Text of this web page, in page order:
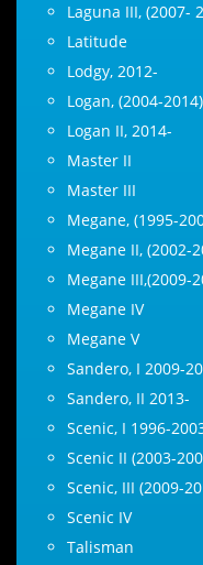
Laguna III, (2007-
Latitude
Lodgy, 2012-
Logan, (2004-2014)
Logan II, 2014-
Master II
Master III
Megane, (1995-
Megane II, (2002-
Megane III,(2009-
Megane IV
Megane V
Sandero, I 2009-
Sandero, II 2013-
Scenic, I 1996-
Scenic II (2003-
Scenic, III (2009-
Scenic IV
Talisman